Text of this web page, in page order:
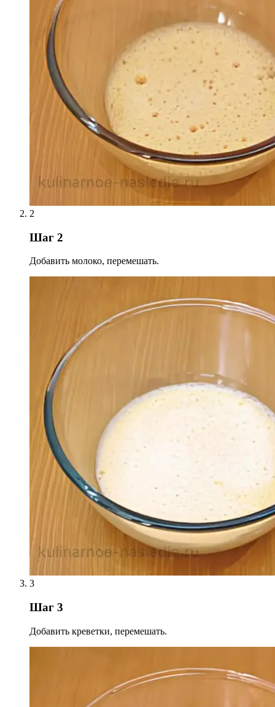
2
Шаг 2
Добавить молоко, перемешать.
3
Шаг 3
Добавить креветки, перемешать.